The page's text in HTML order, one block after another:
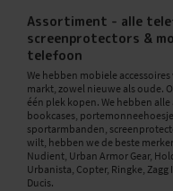
Assortiment - alle
screenprotectors &
telefoon
We hebben mobiele
markt, zowel nieuwe als oude.
één plek kopen. We hebben
bookcases,
sportarmbanden,
wilt, hebben we de beste
Nudient, Urban Armor Gear,
Urbanista, Copter, Ringke, Zagg
Ducis.